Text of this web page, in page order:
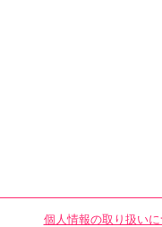
個人情報の取り扱い